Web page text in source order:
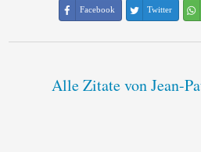
Facebook Twitter
Alle Zitate von Jean-